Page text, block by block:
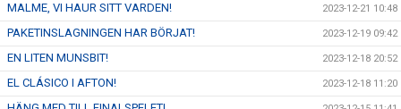
MALME, VI HAUR SITT VARDEN! 2023-12-21 10:48
PAKETINSLAGNINGEN HAR BÖRJAT! 2023-12-19 09:42
EN LITEN MUNSBIT! 2023-12-18 20:52
EL CLÁSICO I AFTON! 2023-12-18 11:20